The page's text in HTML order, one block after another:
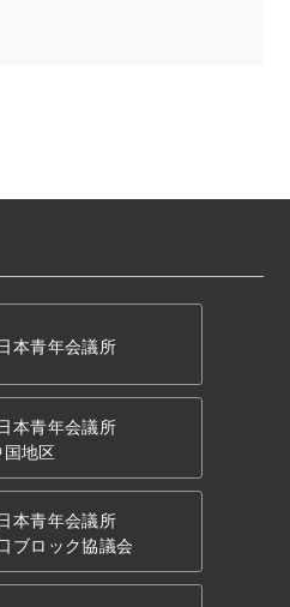
本青年会議所
本青年会議所
地区
本青年会議所
ブロック協議会